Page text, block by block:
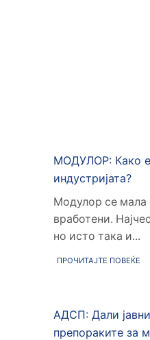
МОДУЛОР: Како
индустријата?
Модулор се мала
вработени.
но исто така и...
ПРОЧИТАЈТЕ ПОВЕЌЕ
АДСП: Дали
препораките за